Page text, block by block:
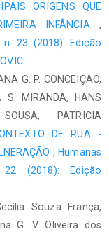
ORIGENS QUE
INFÂNCIA ,
23 (2018): Edição
G. P. CONCEIÇÃO,
S. MIRANDA, HANS
PATRICIA
DE RUA -
, Humanas
(2018): Edição
Souza França,
G. V. Oliveira dos